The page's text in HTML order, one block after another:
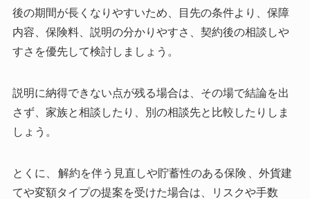
後の期間が長くなりやすいため、目先の条件より、保障
内容、保険料、説明の分かりやすさ、契約後の相談しや
すさを優先して検討しましょう。
説明に納得できない点が残る場合は、その場で結論を出
さず、家族と相談したり、別の相談先と比較したりしま
しょう。
とくに、 解約を伴う見直しや貯蓄性のある保険
、外貨建
てや変額タイプの提案を受けた場合は、リスクや手数